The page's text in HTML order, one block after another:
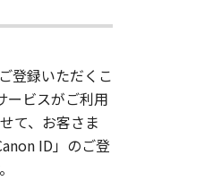
登録いただくこ
ービスがご利用
て、お客さま
ID」のご登